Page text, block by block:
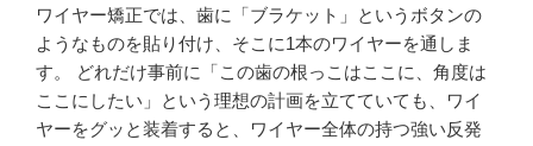
ワイヤー矯正では、歯に「ブラケット」というボタンの
ようなものを貼り付け、そこに1本のワイヤーを通しま
す。 どれだけ事前に「この歯の根っこはここに、角度は
ここにしたい」という理想の計画を立てていても、ワイ
ヤーをグッと装着すると、ワイヤー全体の持つ強い反発